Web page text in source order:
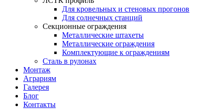
Для кровельных и стеновых прогонов
Для солнечных станций
Секционные ограждения
Металлические штахеты
Металлические ограждения
Комплектующие к ограждениям
Сталь в рулонах
Монтаж
Аграриям
Галерея
Блог
Контакты